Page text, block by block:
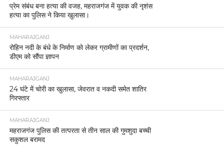
प्रेम संबंध बना हत्या की वजह, महराजगंज में युवक की नृशंस
हत्या का पुलिस ने किया खुलासा।
MAHARAJGANJ
रोहिन नदी के बंधे के निर्माण को लेकर ग्रामीणों का प्रदर्शन,
डीएम को सौंपा ज्ञापन
MAHARAJGANJ
24 घंटे में चोरी का खुलासा, जेवरात व नकदी समेत शातिर
गिरफ्तार
MAHARAJGANJ
महराजगंज पुलिस की तत्परता से तीन साल की गुमशुदा बच्ची
सकुशल बरामद